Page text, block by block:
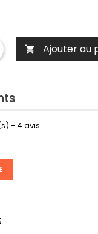
 Ajouter au
- 4 avis